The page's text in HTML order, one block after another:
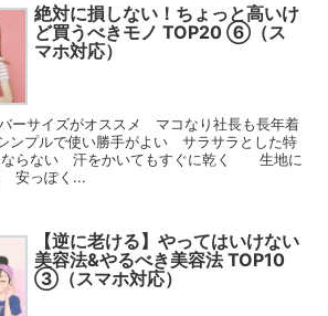
絶対に損しない！ちょっと高いけ
ど買うべきモノ TOP20 ⑥（ス
マホ対応）
ーサイズがオススメ マコなり社長も長年着
プルで使い勝手がよい サラサラとした特
らない 汗をかいてもすぐに乾く 生地に
安っぽく...
【逆に老ける】やってはいけない
美容法&やるべき美容法 TOP10
③（スマホ対応）